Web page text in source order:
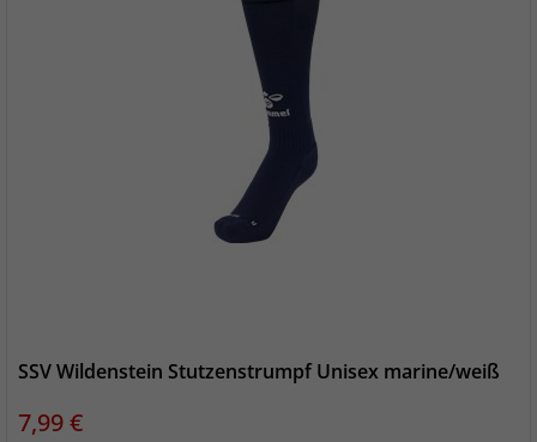
SSV Wildenstein Stutzenstrumpf Unisex marine/weiß
Preis
7,99 €